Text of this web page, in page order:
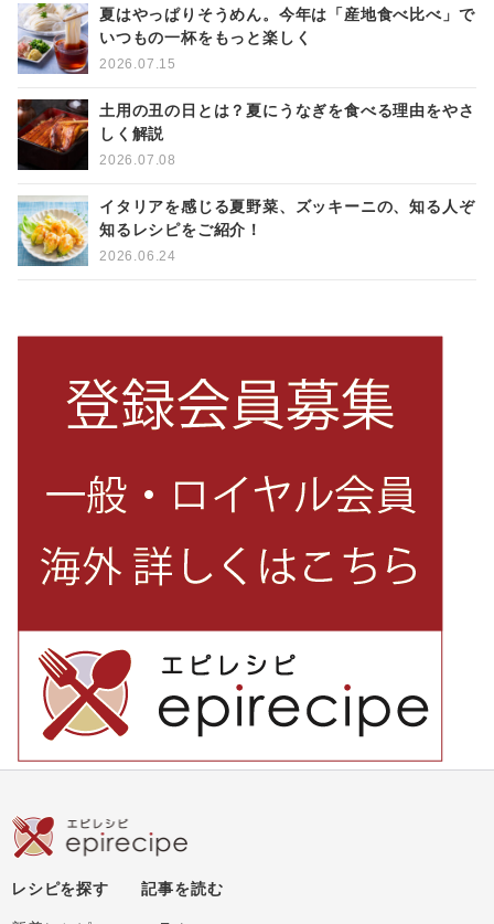
夏はやっぱりそうめん。今年は「産地食べ比べ」で
いつもの一杯をもっと楽しく
2026.07.15
土用の丑の日とは？夏にうなぎを食べる理由をやさ
しく解説
2026.07.08
イタリアを感じる夏野菜、ズッキーニの、知る人ぞ
知るレシピをご紹介！
2026.06.24
レシピを探す 記事を読む